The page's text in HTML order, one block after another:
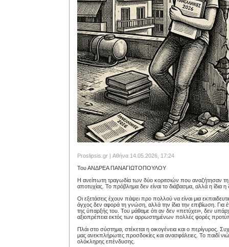
Proslipsis.gr | Αθήνα 14.05.2026, 17:24
Του ΑΝΔΡΕΑ ΠΑΝΑΓΙΩΤΟΠΟΥΛΟΥ
Η ανείπωτη τραγωδία των δύο κοριτσιών που αναζήτησαν τη
αποτυχίας. Το πρόβλημα δεν είναι το διάβασμα, αλλά η ίδια η
Οι εξετάσεις έχουν πάψει προ πολλού να είναι μια
άγχος δεν αφορά τη γνώση, αλλά την ίδια την επιβίωση. Για
της ύπαρξής του. Του μάθαμε ότι αν δεν «πετύχει», δεν
αξιοπρέπεια εκτός των αρρωστημένων πολλές φορές
Πλάι στο σύστημα, στέκεται η οικογένεια και ο περίγυρος.
μας ανεκπλήρωτες προσδοκίες και ανασφάλειες. Το παιδί
ολόκληρης επένδυσης.